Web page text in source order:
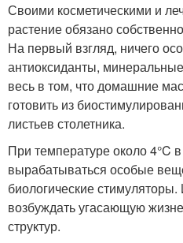
Своими косметическими и
растение обязано
На первый взгляд, ничего
антиоксиданты,
весь в том, что домашние
готовить из
листьев столетника.
При температуре около 4°C
вырабатываться особые
биологические
возбуждать угасающую
структур.